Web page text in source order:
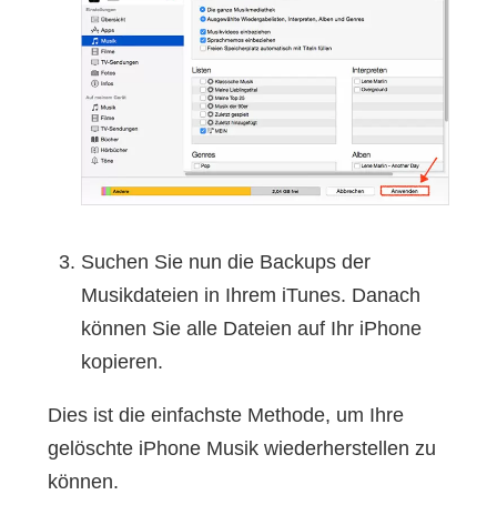
Suchen Sie nun die Backups der
Musikdateien in Ihrem iTunes. Danach
können Sie alle Dateien auf Ihr iPhone
kopieren.
Dies ist die einfachste Methode, um Ihre
gelöschte iPhone Musik wiederherstellen zu
können.